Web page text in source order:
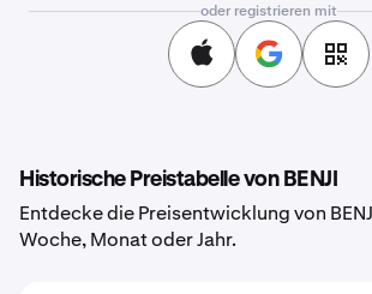
oder registrieren mit
Historische Preistabelle von BENJI
Entdecke die Preisentwicklung von
Woche, Monat oder Jahr.